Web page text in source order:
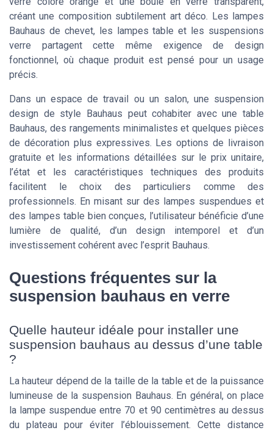
créant une composition subtilement art déco. Les lampes
Bauhaus de chevet, les lampes table et les suspensions
verre partagent cette même exigence de design
fonctionnel, où chaque produit est pensé pour un usage
précis.
Dans un espace de travail ou un salon, une suspension
design de style Bauhaus peut cohabiter avec une table
Bauhaus, des rangements minimalistes et quelques pièces
de décoration plus expressives. Les options de livraison
gratuite et les informations détaillées sur le prix unitaire,
l’état et les caractéristiques techniques des produits
facilitent le choix des particuliers comme des
professionnels. En misant sur des lampes suspendues et
des lampes table bien conçues, l’utilisateur bénéficie d’une
lumière de qualité, d’un design intemporel et d’un
investissement cohérent avec l’esprit Bauhaus.
Questions fréquentes sur la
suspension bauhaus en verre
Quelle hauteur idéale pour installer une
suspension bauhaus au dessus d’une table
?
La hauteur dépend de la taille de la table et de la puissance
lumineuse de la suspension Bauhaus. En général, on place
la lampe suspendue entre 70 et 90 centimètres au dessus
du plateau pour éviter l’éblouissement. Cette distance